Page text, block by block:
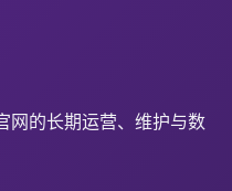
网的长期运营、维护与数